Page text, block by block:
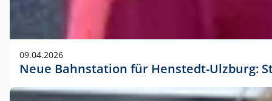
09.04.2026
Neue Bahnstation für Henstedt-Ulzburg: